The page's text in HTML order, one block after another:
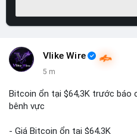
Vlike Wire
5 m
Bitcoin ổn tại $64,3K trước báo
bênh vực
- Giá Bitcoin ổn tại $64,3K